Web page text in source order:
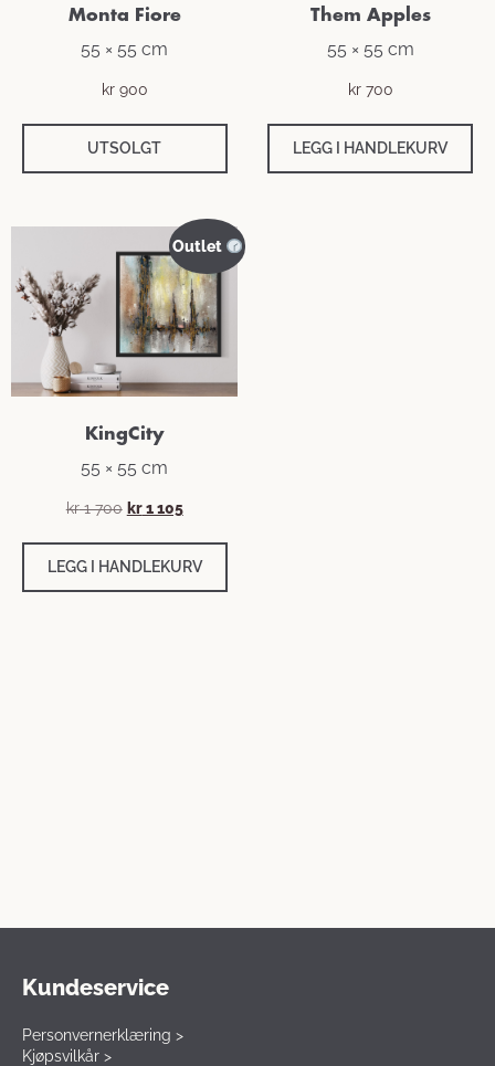
Monta Fiore
55 × 55 cm
kr900
UTSOLGT
Them Apples
55 × 55 cm
kr700
LEGG I HANDLEKURV
Outlet
KingCity
55 × 55 cm
kr1 700 kr1 105
LEGG I HANDLEKURV
Kundeservice
Personvernerklæring >
Kjøpsvilkår >